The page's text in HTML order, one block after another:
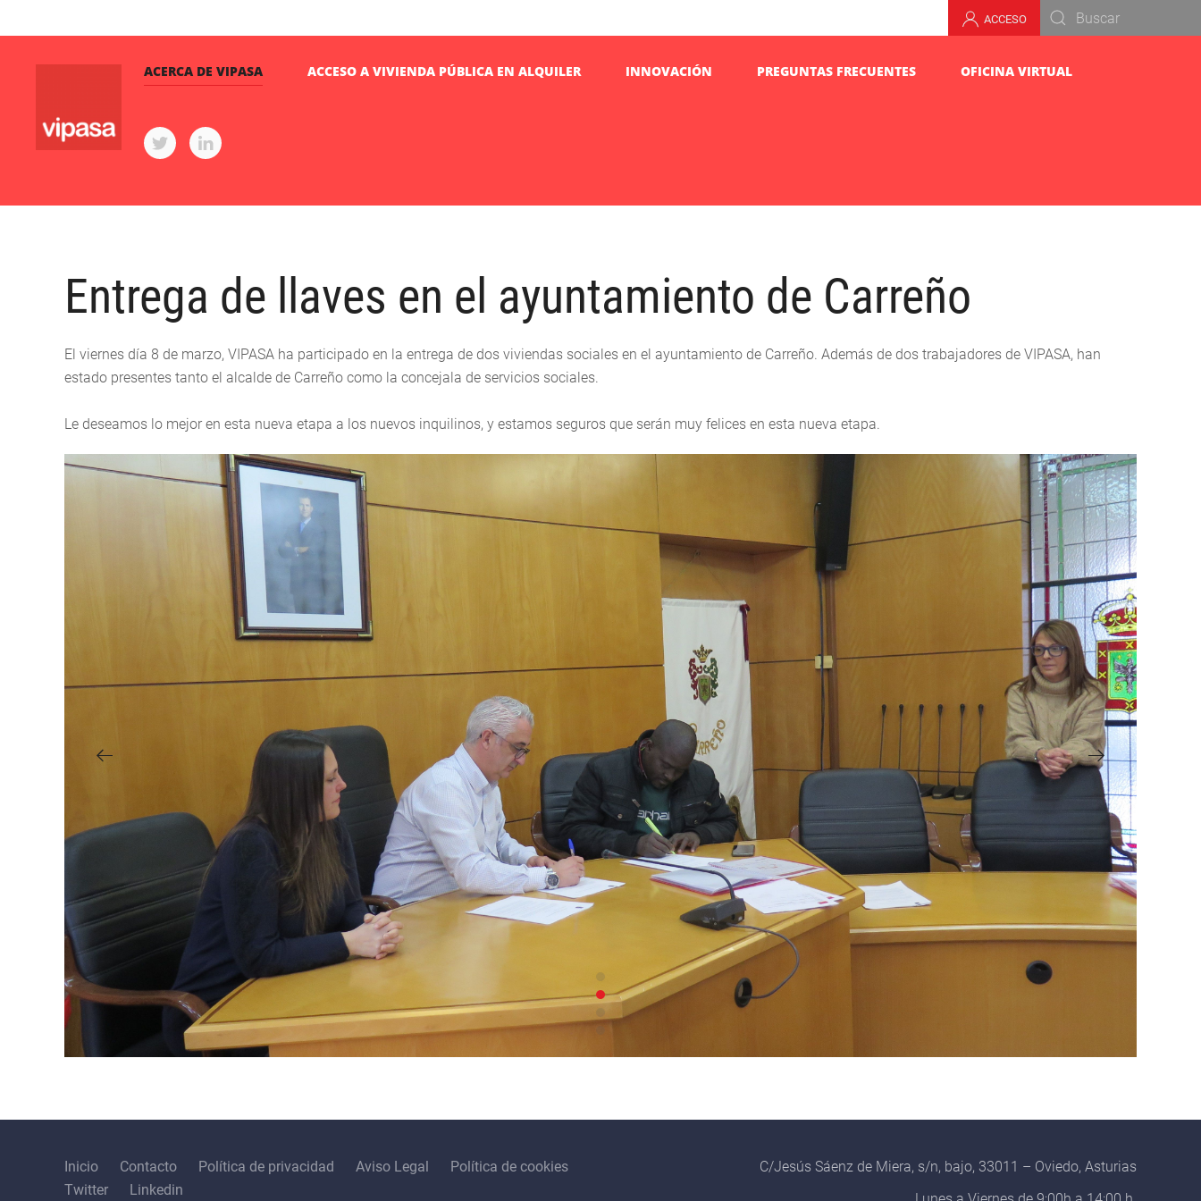
ACCESO
ACERCA DE VIPASA ACCESO A VIVIENDA PÚBLICA EN ALQUILER INNOVACIÓN PREGUNTAS FRECUENTES OFICINA VIRTUAL
Entrega de llaves en el ayuntamiento de Carreño
El viernes día 8 de marzo, VIPASA ha participado en la entrega de dos viviendas sociales en el ayuntamiento de Carreño. Además de dos trabajadores de VIPASA, han
estado presentes tanto el alcalde de Carreño como la concejala de servicios sociales.
Le deseamos lo mejor en esta nueva etapa a los nuevos inquilinos, y estamos seguros que serán muy felices en esta nueva etapa.
Inicio Contacto Política de privacidad Aviso Legal
Política de cookies
Twitter
Linkedin
C/Jesús Sáenz de Miera, s/n, bajo, 33011 – Oviedo, Asturias